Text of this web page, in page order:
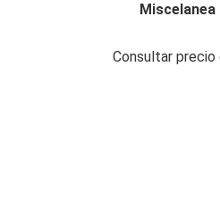
Miscelanea
Consultar precio